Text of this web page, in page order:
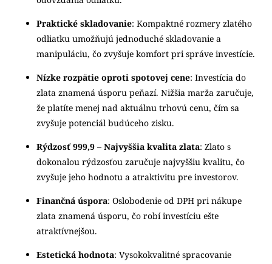
Praktické skladovanie: Kompaktné rozmery zlatého
odliatku umožňujú jednoduché skladovanie a
manipuláciu, čo zvyšuje komfort pri správe investície.
Nízke rozpätie oproti spotovej cene: Investícia do
zlata znamená úsporu peňazí. Nižšia marža zaručuje,
že platíte menej nad aktuálnu trhovú cenu, čím sa
zvyšuje potenciál budúceho zisku.
Rýdzosť 999,9 – Najvyššia kvalita zlata: Zlato s
dokonalou rýdzosťou zaručuje najvyššiu kvalitu, čo
zvyšuje jeho hodnotu a atraktivitu pre investorov.
Finančná úspora: Oslobodenie od DPH pri nákupe
zlata znamená úsporu, čo robí investíciu ešte
atraktívnejšou.
Estetická hodnota: Vysokokvalitné spracovanie